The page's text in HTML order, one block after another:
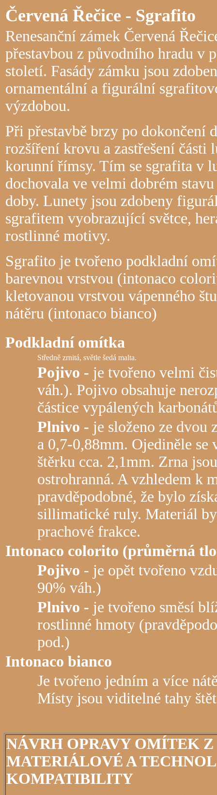
Červená Řečice - Sgrafito
Renesanční zámek Červená
přestavbou z původního hradu v
století. Fasády zámku jsou
ornamentální a figurální
výzdobou.
Při přestavbě brzy po dokončení
rozšíření krovu a zastřešení části
korunní římsy. Tím se sgrafita v
dochovala ve velmi dobrém
doby. Lunety jsou zdobeny
sgrafitem vyobrazující světce,
rostlinné motivy.
Sgrafito je tvořeno podkladní
barevnou vrstvou (intonaco
kletovanou vrstvou vápenného
nátěru (intonaco bianco)
Podkladní omítka
Středně zrnitá, světle šedá malta.
Pojivo - je tvořeno velmi
váh.). Pojivo obsahuje
částice vypálených
Plnivo - je složeno ze dvou
a 0,7-0,88mm. Ojediněle
štěrku cca. 2,1mm. Zrna
ostrohranná. A vzhledem k
pravděpodobné, že bylo
sillimatické ruly. Materiál
prachové frakce.
Intonaco colorito (průměrná
Pojivo - je opět tvořeno
90% váh.)
Plnivo - je tvořeno směsí
rostlinné hmoty
pod.)
Intonaco bianco
Je tvořeno jedním a více
Místy jsou viditelné tahy
NÁVRH OPRAVY OMÍTEK
MATERIÁLOVÉ A
KOMPATIBILITY